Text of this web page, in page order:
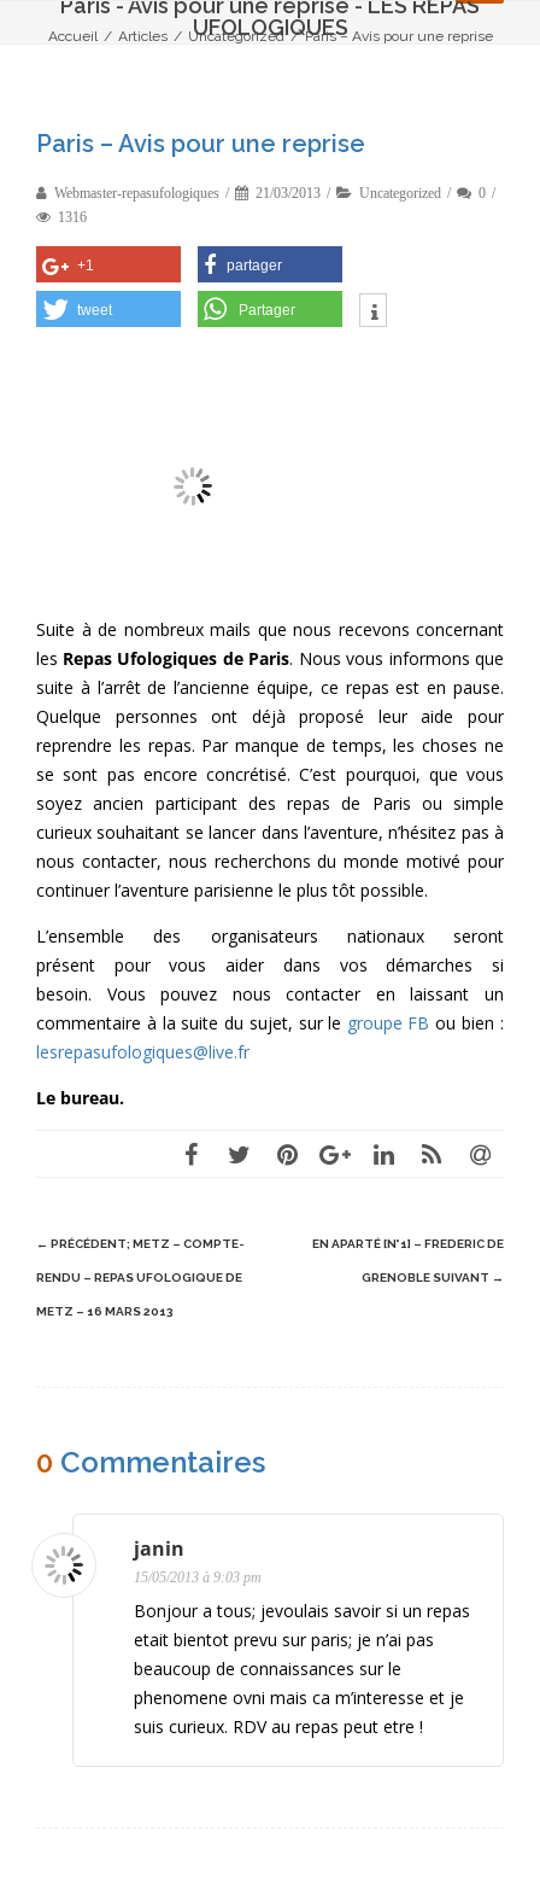
UFOLOGIQUES
Accueil / Articles / Uncategorized / Paris – Avis pour une reprise
Paris – Avis pour une reprise
Webmaster-repasufologiques 21/03/2013 Uncategorized
0
1316
+1 partager
tweet Partager
Suite à de nombreux mails que nous recevons concernant
les Repas Ufologiques de Paris. Nous vous informons que
suite à l’arrêt de l’ancienne équipe, ce repas est en pause.
Quelque personnes ont déjà proposé leur aide pour
reprendre les repas. Par manque de temps, les choses ne
se sont pas encore concrétisé. C’est pourquoi, que vous
soyez ancien participant des repas de Paris ou simple
curieux souhaitant se lancer dans l’aventure, n’hésitez pas à
nous contacter, nous recherchons du monde motivé pour
continuer l’aventure parisienne le plus tôt possible.
L’ensemble des organisateurs nationaux seront
présent pour vous aider dans vos démarches si
besoin. Vous pouvez nous contacter en laissant un
commentaire à la suite du sujet, sur le groupe FB ou bien :
lesrepasufologiques@live.fr
Le bureau.
N
a
v
t
o
n
← PRÉCÉDENT; METZ – COMPTE-
RENDU – REPAS UFOLOGIQUE DE
METZ – 16 MARS 2013
EN APARTÉ [N°1] – FREDERIC DE
GRENOBLE SUIVANT →
0 Commentaires
janin
15/05/2013 à 9:03 pm
Bonjour a tous; jevoulais savoir si un repas
etait bientot prevu sur paris; je n’ai pas
beaucoup de connaissances sur le
phenomene ovni mais ca m’interesse et je
suis curieux. RDV au repas peut etre !